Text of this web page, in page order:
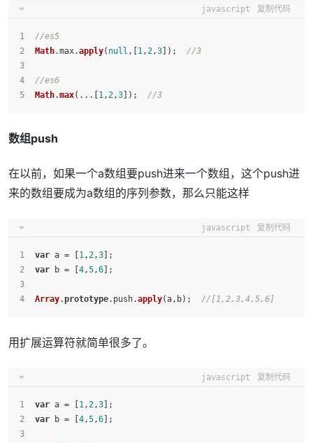
javascript 复制代码
//es5
Math.max.apply( null ,[ 1,2,3 ]); //3
//es6
Math.max(...[ 1,2,3 ]); //3
数组push
在以前，如果一个a数组要push进来一个数组，这个push进
来的数组要成为a数组的序列参数，那么只能这样
javascript 复制代码
var a = [ 1,2,3 ];
var b = [ 4,5,6 ];
Array.prototype. push.apply(a,b); //[1,2,3,4,5,6]
用扩展运算符就简单很多了。
javascript 复制代码
var a = [ 1,2,3 ];
var b = [ 4,5,6 ];